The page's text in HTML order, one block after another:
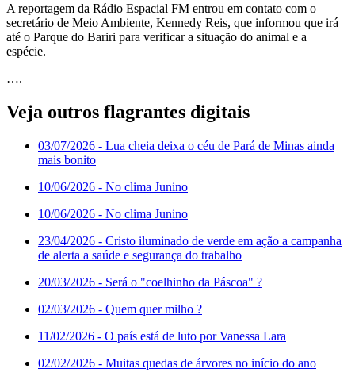
A reportagem da Rádio Espacial FM entrou em contato com o
secretário de Meio Ambiente, Kennedy Reis, que informou que irá
até o Parque do Bariri para verificar a situação do animal e a
espécie.
….
Veja outros flagrantes digitais
03/07/2026 - Lua cheia deixa o céu de Pará de Minas ainda
mais bonito
10/06/2026 - No clima Junino
10/06/2026 - No clima Junino
23/04/2026 - Cristo iluminado de verde em ação a campanha
de alerta a saúde e segurança do trabalho
20/03/2026 - Será o "coelhinho da Páscoa" ?
02/03/2026 - Quem quer milho ?
11/02/2026 - O país está de luto por Vanessa Lara
02/02/2026 - Muitas quedas de árvores no início do ano